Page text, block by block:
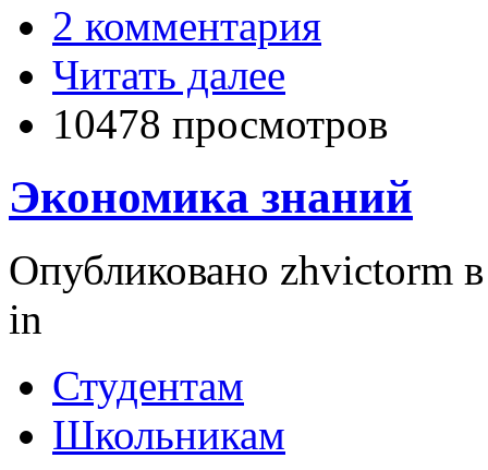
2 комментария
Читать далее
10478 просмотров
Экономика знаний
Опубликовано zhvictorm
in
Студентам
Школьникам